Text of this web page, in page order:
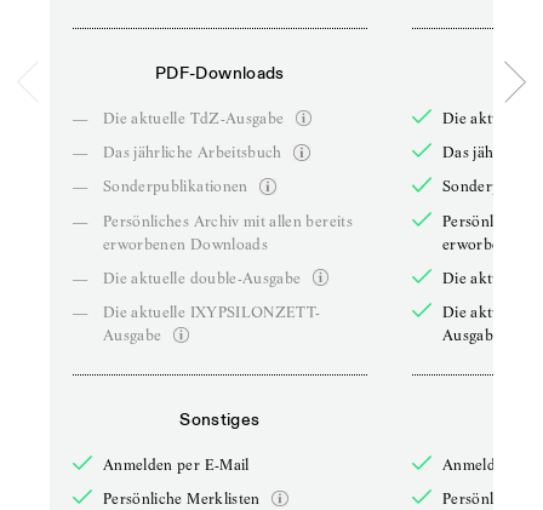
PDF-Downloads
—
Die aktuelle TdZ-Ausgabe
—
Das jährliche Arbeitsbuch
—
Sonderpublikationen
—
Persönliches Archiv mit allen bereits
erworbenen Downloads
—
Die aktuelle double-Ausgabe
—
Die aktuelle IXYPSILONZETT-
Ausgabe
Sonstiges
Anmelden per E-Mail
Persönliche Merklisten
Die aktuelle
Das jährliche
Persönliches
erworbenen
Die aktuelle
Die aktuelle
Ausgabe
Anmelden
Persönliche